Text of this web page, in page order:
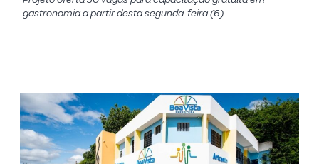
gastronomia a partir desta segunda-feira (6)